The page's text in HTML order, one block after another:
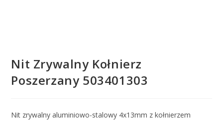
Nit Zrywalny Kołnierz
Poszerzany 503401303
Nit zrywalny aluminiowo-stalowy 4x13mm z kołnierzem